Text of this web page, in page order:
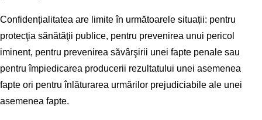
Confidențialitatea are limite în următoarele situații: pentru
protecţia sănătăţii publice, pentru prevenirea unui pericol
iminent, pentru prevenirea săvârşirii unei fapte penale sau
pentru împiedicarea producerii rezultatului unei asemenea
fapte ori pentru înlăturarea urmărilor prejudiciabile ale unei
asemenea fapte.